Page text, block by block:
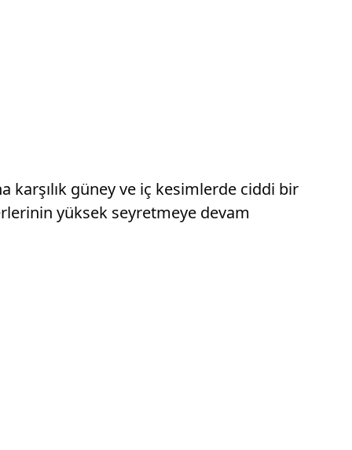
karşılık güney ve iç kesimlerde ciddi bir
yüksek seyretmeye devam